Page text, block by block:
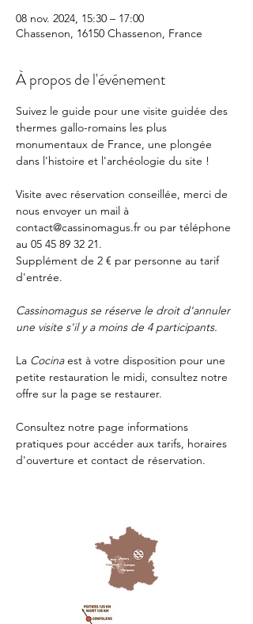
08 nov. 2024, 15:30 – 17:00
Chassenon, 16150 Chassenon, France
À propos de l'événement
Suivez le guide pour une visite guidée des
thermes gallo-romains les plus
monumentaux de France, une plongée
dans l'histoire et l'archéologie du site !
Visite avec réservation conseillée, merci de
nous envoyer un mail à
contact@cassinomagus.fr ou par téléphone
au 05 45 89 32 21.
Supplément de 2 € par personne au tarif
d'entrée.
Cassinomagus se réserve le droit d'annuler
une visite s'il y a moins de 4 participants.
La Cocina est à votre disposition pour une
petite restauration le midi, consultez notre
offre sur la page se restaurer.
Consultez notre page informations
pratiques pour accéder aux tarifs, horaires
d'ouverture et contact de réservation.